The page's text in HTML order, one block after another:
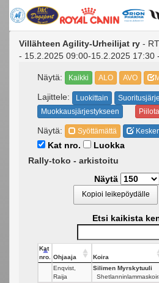
Villähteen Agility-Urheilijat ry -
- 15.2.2025 09:00-15.2.2025 17:30
Näytä: Kaikki ALO AVO
Lajittele: Luokittain
Muokkausjärjestykseen
Näytä: Syöttämättä
Kat nro.
Luokka
Rally-toko - arkistoitu
Näytä
Kopioi leikepöydälle
Etsi kaikista
Kat
nro.
Ohjaaja Koira
Enqvist,
Raija
Silimen Myrskytuuli